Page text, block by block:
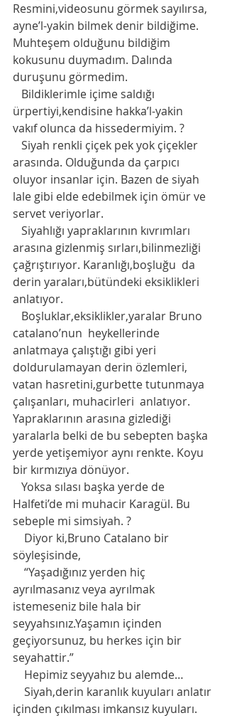
Resmini,videosunu görmek sayılırsa,
ayne’l-yakin bilmek denir bildiğime.
Muhteşem olduğunu bildiğim
kokusunu duymadım. Dalında
duruşunu görmedim.
ürpertiyi,kendisine hakka’l-yakin
vakıf olunca da hissedermiyim. ?
arasında. Olduğunda da çarpıcı
oluyor insanlar için. Bazen de siyah
lale gibi elde edebilmek için ömür ve
servet veriyorlar.
arasına gizlenmiş sırları,bilinmezliği
çağrıştırıyor. Karanlığı,boşluğu  da
derin yaraları,bütündeki eksiklikleri
anlatıyor.
catalano’nun  heykellerinde
anlatmaya çalıştığı gibi yeri
doldurulamayan derin özlemleri,
vatan hasretini,gurbette tutunmaya
çalışanları, muhacirleri  anlatıyor.
Yapraklarının arasına gizlediği
yaralarla belki de bu sebepten başka
yerde yetişemiyor aynı renkte. Koyu
bir kırmızıya dönüyor.
Halfeti’de mi muhacir Karagül. Bu
sebeple mi simsiyah. ?
söyleşisinde,
ayrılmasanız veya ayrılmak
istemeseniz bile hala bir
seyyahsınız.Yaşamın içinden
geçiyorsunuz, bu herkes için bir
seyahattir.”
    Hepimiz seyyahız bu alemde…
içinden çıkılması imkansız kuyuları.